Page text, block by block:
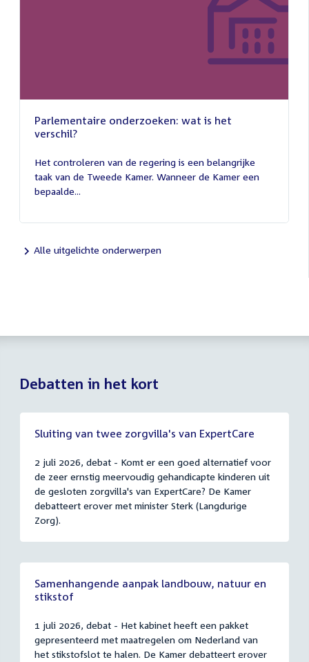
Parlementaire onderzoeken: wat is het
verschil?
juli
2026
Het controleren van de regering is een belangrijke
taak van de Tweede Kamer. Wanneer de Kamer een
bepaalde...
Alle uitgelichte onderwerpen
Debatten in het kort
Sluiting van twee zorgvilla's van ExpertCare
2 juli 2026, debat - Komt er een goed alternatief voor
de zeer ernstig meervoudig gehandicapte kinderen uit
de gesloten zorgvilla's van ExpertCare? De Kamer
debatteert erover met minister Sterk (Langdurige
Zorg).
Samenhangende aanpak landbouw, natuur en
stikstof
1 juli 2026, debat - Het kabinet heeft een pakket
gepresenteerd met maatregelen om Nederland van
het stikstofslot te halen. De Kamer debatteert erover